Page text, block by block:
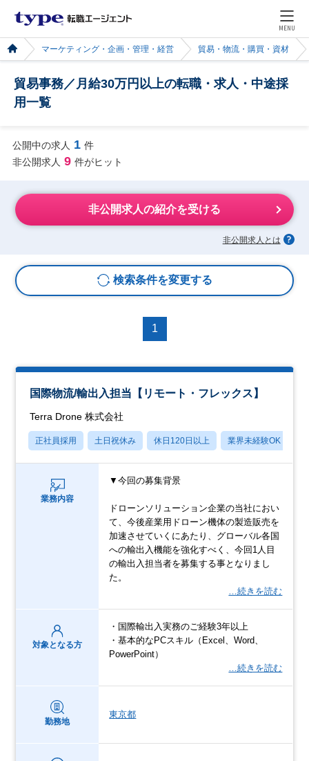
MENU
マーケティング・企画・管理・経営 貿易・物流・購買・資材
貿易事務／月給30万円以上の転職・求人・中途採
用一覧
公開中の求人 1 件
非公開求人 9 件がヒット
非公開求人の紹介を受ける
非公開求人とは
検索条件を変更する
1
国際物流/輸出入担当【リモート・フレックス】
Terra Drone 株式会社
正社員採用 土日祝休み 休日120日以上 業界未経験OK
業務内容
▼今回の募集背景
ドローンソリューション企業の当社におい
て、今後産業用ドローン機体の製造販売を
加速させていくにあたり、グローバル各国
への輸出入機能を強化すべく、今回1人目
の輸出入担当者を募集する事となりまし
た。
…続きを読む
対象となる方
・国際輸出入実務のご経験3年以上
・基本的なPCスキル（Excel、Word、
PowerPoint）
…続きを読む
勤務地
東京都